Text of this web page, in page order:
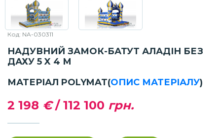
Код: NA-030311
НАДУВНИЙ ЗАМОК-БАТУТ АЛАДІН БЕЗ
ДАХУ 5 X 4 М
МАТЕРІАЛ POLYMAT(ОПИС МАТЕРІАЛУ)
2 198 €/ 112 100 грн.